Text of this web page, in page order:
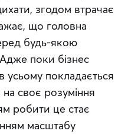
згодом втрачає
що головна
будь-якою
Адже поки бізнес
усьому покладається
на своє розуміння
робити це стає
масштабу